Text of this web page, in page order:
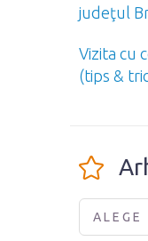
judeţul
Vizita cu
(tips &
ALEGE